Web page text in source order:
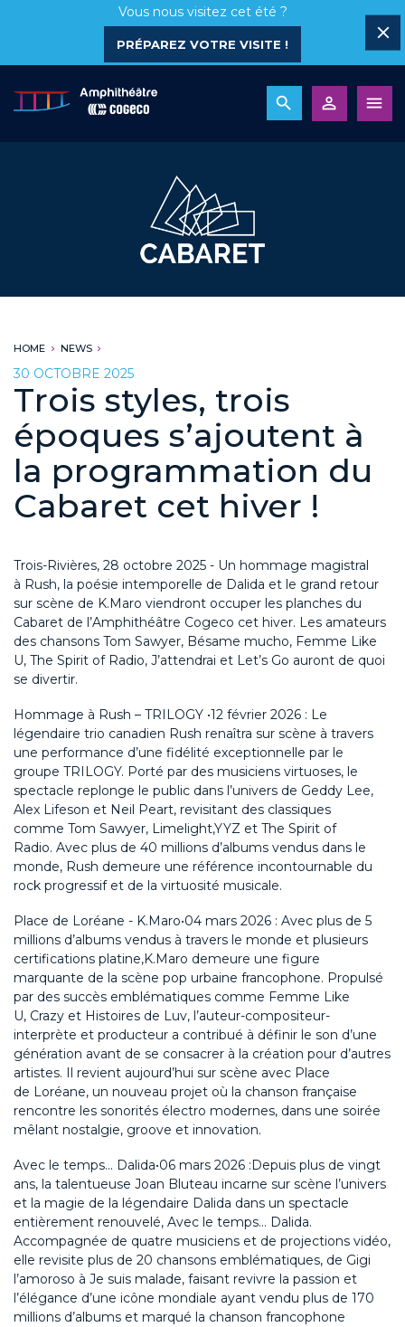
Vous nous visitez cet été ?
PRÉPAREZ VOTRE VISITE !
HOME NEWS
30 OCTOBRE 2025
Trois styles, trois
époques s’ajoutent à
la programmation du
Cabaret cet hiver !
Trois-Rivières, 28 octobre 2025 - Un hommage magistral
à Rush, la poésie intemporelle de Dalida et le grand retour
sur scène de K.Maro viendront occuper les planches du
Cabaret de l’Amphithéâtre Cogeco cet hiver. Les amateurs
des chansons Tom Sawyer, Bésame mucho, Femme Like
U, The Spirit of Radio, J’attendrai et Let’s Go auront de quoi
se divertir.
Hommage à Rush – TRILOGY •12 février 2026 : Le
légendaire trio canadien Rush renaîtra sur scène à travers
une performance d’une fidélité exceptionnelle par le
groupe TRILOGY. Porté par des musiciens virtuoses, le
spectacle replonge le public dans l’univers de Geddy Lee,
Alex Lifeson et Neil Peart, revisitant des classiques
comme Tom Sawyer, Limelight,YYZ et The Spirit of
Radio. Avec plus de 40 millions d’albums vendus dans le
monde, Rush demeure une référence incontournable du
rock progressif et de la virtuosité musicale.
Place de Loréane - K.Maro•04 mars 2026 : Avec plus de 5
millions d’albums vendus à travers le monde et plusieurs
certifications platine,K.Maro demeure une figure
marquante de la scène pop urbaine francophone. Propulsé
par des succès emblématiques comme Femme Like
U, Crazy et Histoires de Luv, l’auteur-compositeur-
interprète et producteur a contribué à définir le son d’une
génération avant de se consacrer à la création pour d’autres
artistes. Il revient aujourd’hui sur scène avec Place
de Loréane, un nouveau projet où la chanson française
rencontre les sonorités électro modernes, dans une soirée
mêlant nostalgie, groove et innovation.
Avec le temps... Dalida•06 mars 2026 :Depuis plus de vingt
ans, la talentueuse Joan Bluteau incarne sur scène l’univers
et la magie de la légendaire Dalida dans un spectacle
entièrement renouvelé, Avec le temps… Dalida.
Accompagnée de quatre musiciens et de projections vidéo,
elle revisite plus de 20 chansons emblématiques, de Gigi
l’amoroso à Je suis malade, faisant revivre la passion et
l’élégance d’une icône mondiale ayant vendu plus de 170
millions d’albums et marqué la chanson francophone